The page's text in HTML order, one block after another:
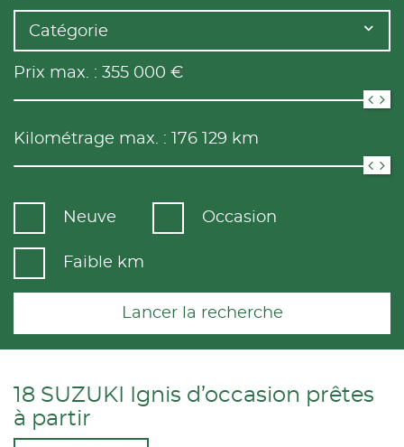
Catégorie
Prix max. : 355 000 €
Kilométrage max. : 176 129 km
Neuve Occasion
Faible km
Lancer la recherche
18 SUZUKI Ignis d’occasion prêtes
à partir